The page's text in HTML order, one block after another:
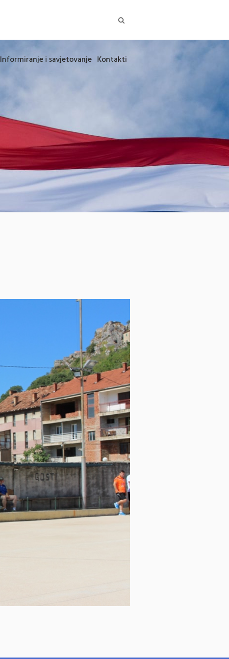
Informiranje i savjetovanje Kontakti